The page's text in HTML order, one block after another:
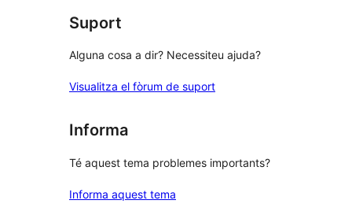
Suport
Alguna cosa a dir? Necessiteu ajuda?
Visualitza el fòrum de suport
Informa
Té aquest tema problemes importants?
Informa aquest tema